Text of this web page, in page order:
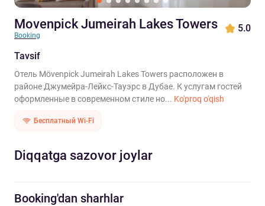
Movenpick Jumeirah Lakes Towers
Booking
5.0
Tavsif
Отель Mövenpick Jumeirah Lakes Towers расположен в
районе Джумейра-Лейкc-Тауэрс в Дубае. К услугам гостей
оформленные в современном стиле но... Ko'proq o'qish
Бесплатный Wi-Fi
Diqqatga sazovor joylar
Booking'dan sharhlar